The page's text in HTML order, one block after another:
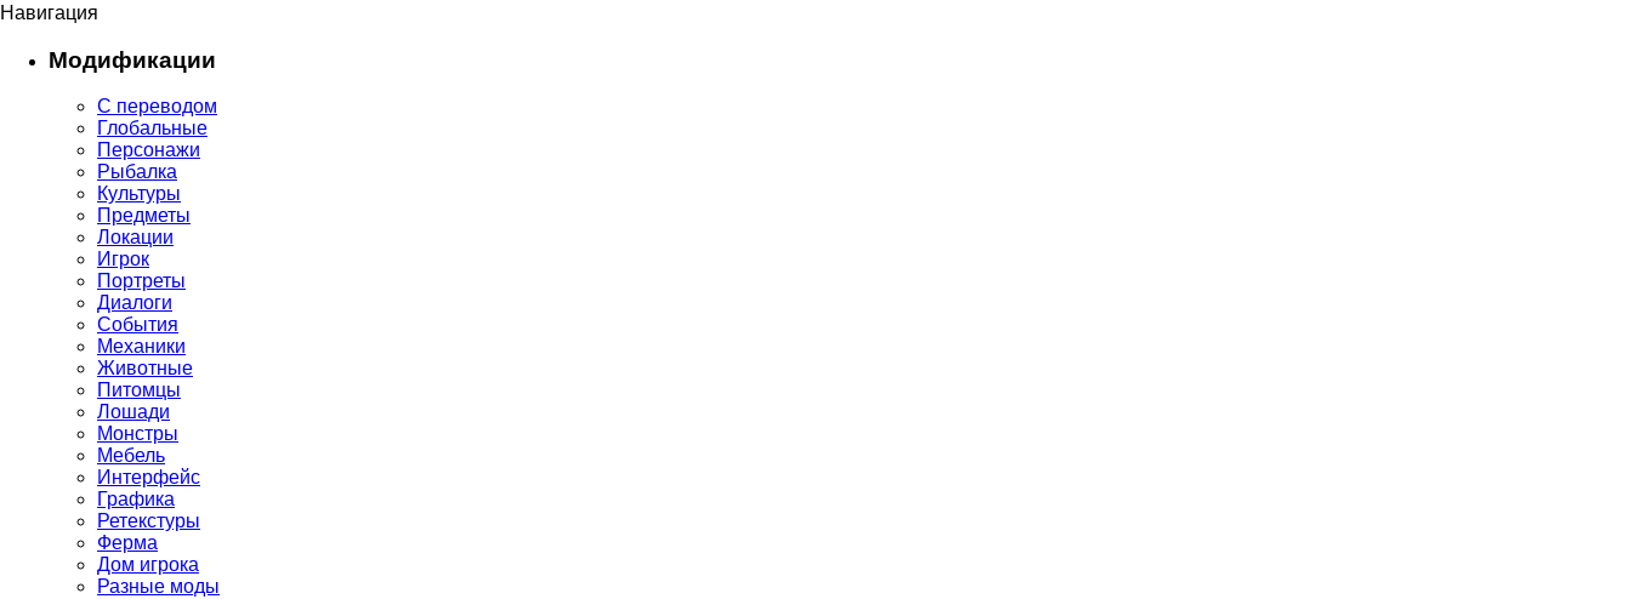
Навигация
Модификации
С переводом
Глобальные
Персонажи
Рыбалка
Культуры
Предметы
Локации
Игрок
Портреты
Диалоги
События
Механики
Животные
Питомцы
Лошади
Монстры
Мебель
Интерфейс
Графика
Ретекстуры
Ферма
Дом игрока
Разные моды